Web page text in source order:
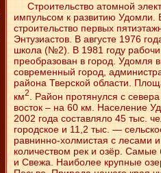
Строительство атомной
импульсом к развитию Удомли.
строительство первых
Энтузиастов. В августе 1976
школа (№2). В 1981 году
преобразован в город.
современный город,
района Тверской области.
км2
. Район протянулся с
восток – на 60 км. Население
2002 года со­ставляло 45 тыс.
городское и 11,2 тыс. —
равнинно-холмистая с лесами
количеством рек и озёр.
и Свежа. Наиболее крупные